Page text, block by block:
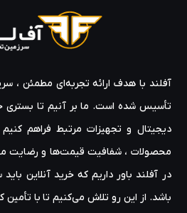
آفلند با هدف ارائه‌ تجربه‌ای مطمئن ،
تأسیس شده است. ما بر آنیم تا بستری
دیجیتال و تجهیزات مرتبط فراهم
محصولات ، شفافیت قیمت‌ها و رضایت
در آفلند باور داریم که خرید آنلاین
باشد. از این رو تلاش می‌کنیم تا با تأمین